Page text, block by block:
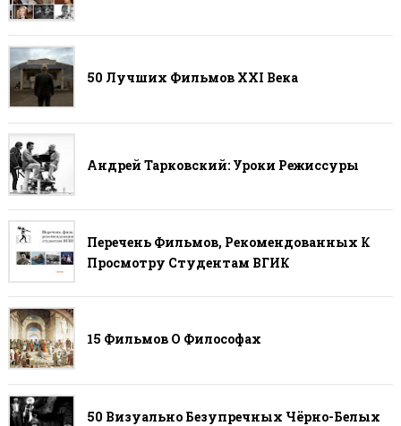
50 Лучших Фильмов ХХI Века
Андрей Тарковский: Уроки Режиссуры
Перечень Фильмов, Рекомендованных К
Просмотру Студентам ВГИК
15 Фильмов О Философах
50 Визуально Безупречных Чёрно-Белых